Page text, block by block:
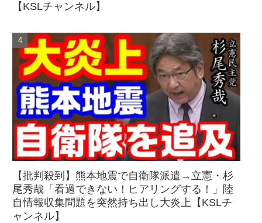
【KSLチャンネル】
【批判殺到】熊本地震で自衛隊派遣→立憲・杉
尾秀哉「看過できない！ヒアリングする！」陸
自情報収集問題を突然持ち出し大炎上【KSLチ
ャンネル】